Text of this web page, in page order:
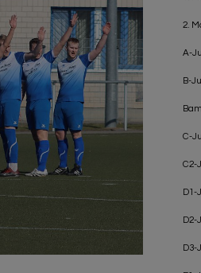
2.
A-
B-
C-
C2-
D1-
D2-
D3-